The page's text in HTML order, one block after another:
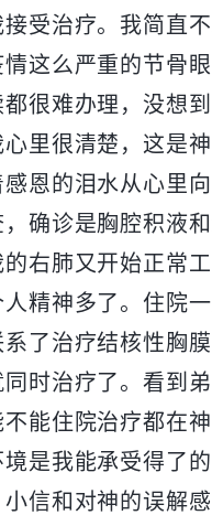
受治疗。我简直
这么严重的节骨
都很难办理，没想
里很清楚，这是
恩的泪水从心里
确诊是胸腔积液
右肺又开始正常
精神多了。住院
了治疗结核性胸膜
时治疗了。看到
能住院治疗都在
是我能承受得了
信和对神的误解